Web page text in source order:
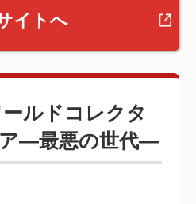
イトへ
ルドコレクタ
―最悪の世代―